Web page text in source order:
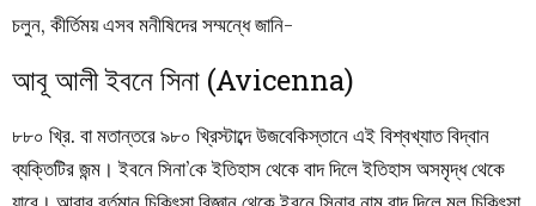
চলুন, কীর্তিময় এসব মনীষিদের সম্মন্ধে জানি-
আবূ আলী ইবনে সিনা (Avicenna)
৮৮০ খ্রি. বা মতান্তরে ৯৮০ খ্রিস্টাব্দে উজবেকিস্তানে এই বিশ্বখ্যাত বিদ্বান
ব্যক্তিটির জন্ম। ইবনে সিনা’কে ইতিহাস থেকে বাদ দিলে ইতিহাস অসমৃদ্ধ থেকে